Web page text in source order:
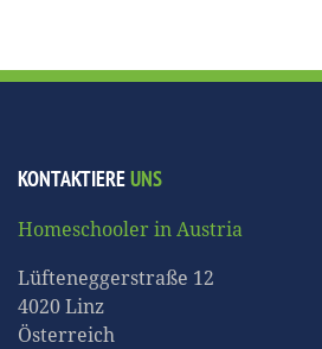
KONTAKTIEREUNS
Homeschooler in Austria
Lüfteneggerstraße 12
4020 Linz
Österreich